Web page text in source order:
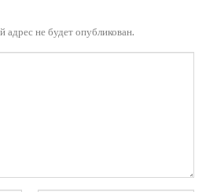
не будет опубликован.